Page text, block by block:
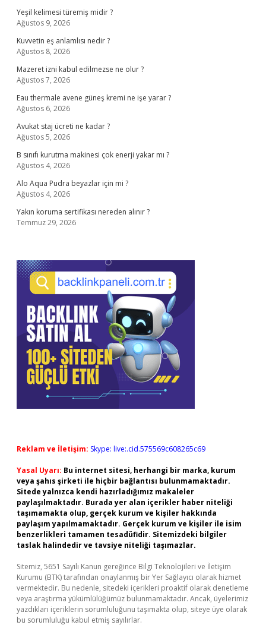
Yeşil kelimesi türemiş midir ?
Ağustos 9, 2026
Kuvvetin eş anlamlısı nedir ?
Ağustos 8, 2026
Mazeret izni kabul edilmezse ne olur ?
Ağustos 7, 2026
Eau thermale avene güneş kremi ne işe yarar ?
Ağustos 6, 2026
Avukat staj ücreti ne kadar ?
Ağustos 5, 2026
B sınıfı kurutma makinesi çok enerji yakar mı ?
Ağustos 4, 2026
Alo Aqua Pudra beyazlar için mi ?
Ağustos 4, 2026
Yakın koruma sertifikası nereden alınır ?
Temmuz 29, 2026
Reklam ve İletişim: Skype: live:.cid.575569c608265c69
Yasal Uyarı: Bu internet sitesi, herhangi bir marka, kurum
veya şahıs şirketi ile hiçbir bağlantısı bulunmamaktadır.
Sitede yalnızca kendi hazırladığımız makaleler
paylaşılmaktadır. Burada yer alan içerikler haber niteliği
taşımamakta olup, gerçek kurum ve kişiler hakkında
paylaşım yapılmamaktadır. Gerçek kurum ve kişiler ile isim
benzerlikleri tamamen tesadüfidir. Sitemizdeki bilgiler
taslak halindedir ve tavsiye niteliği taşımazlar.
Sitemiz, 5651 Sayılı Kanun gereğince Bilgi Teknolojileri ve İletişim
Kurumu (BTK) tarafından onaylanmış bir Yer Sağlayıcı olarak hizmet
vermektedir. Bu nedenle, sitedeki içerikleri proaktif olarak denetleme
veya araştırma yükümlülüğümüz bulunmamaktadır. Ancak, üyelerimiz
yazdıkları içeriklerin sorumluluğunu taşımakta olup, siteye üye olarak
bu sorumluluğu kabul etmiş sayılırlar.